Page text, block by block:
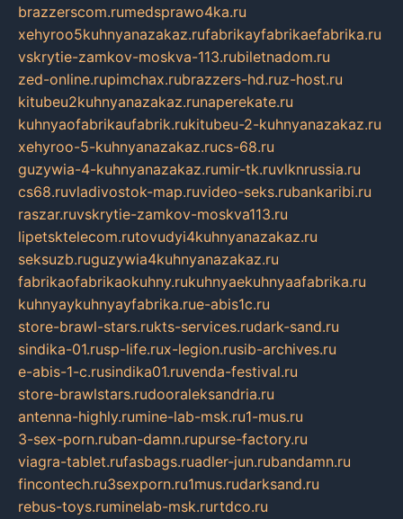
brazzerscom.rumedsprawo4ka.ru
xehyroo5kuhnyanazakaz.rufabrikayfabrikaefabrika.ru
vskrytie-zamkov-moskva-113.rubiletnadom.ru
zed-online.rupimchax.rubrazzers-hd.ruz-host.ru
kitubeu2kuhnyanazakaz.runaperekate.ru
kuhnyaofabrikaufabrik.rukitubeu-2-kuhnyanazakaz.ru
xehyroo-5-kuhnyanazakaz.rucs-68.ru
guzywia-4-kuhnyanazakaz.rumir-tk.ruvlknrussia.ru
cs68.ruvladivostok-map.ruvideo-seks.rubankaribi.ru
raszar.ruvskrytie-zamkov-moskva113.ru
lipetsktelecom.rutovudyi4kuhnyanazakaz.ru
seksuzb.ruguzywia4kuhnyanazakaz.ru
fabrikaofabrikaokuhny.rukuhnyaekuhnyaafabrika.ru
kuhnyaykuhnyayfabrika.rue-abis1c.ru
store-brawl-stars.rukts-services.rudark-sand.ru
sindika-01.rusp-life.rux-legion.rusib-archives.ru
e-abis-1-c.rusindika01.ruvenda-festival.ru
store-brawlstars.rudooraleksandria.ru
antenna-highly.rumine-lab-msk.ru1-mus.ru
3-sex-porn.ruban-damn.rupurse-factory.ru
viagra-tablet.rufasbags.ruadler-jun.rubandamn.ru
fincontech.ru3sexporn.ru1mus.rudarksand.ru
rebus-toys.ruminelab-msk.rurtdco.ru